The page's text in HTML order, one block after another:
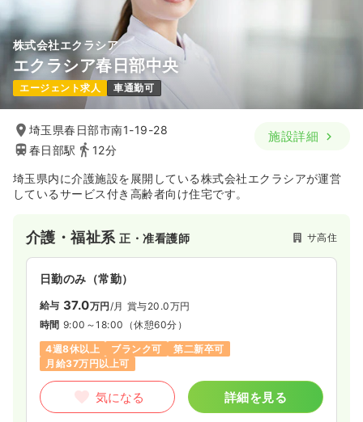
気になる
透析正・准看護師
日勤のみ（常勤）
給与 26.1 万円〜/月
※経験5年の例
4週8休以上
担当業務未経験可 ブランク可
気になる
給与 25.1万円〜/月
※経験5年の例
時間
8:30～17:15
株式会社エクラシア
エクラシア春日部中央
エージェント求人 車通勤可
埼玉県春日部市南1-19-28
春日部駅
12分
施設詳細
埼玉県内に介護施設を展開している株式会社エクラシアが運営
しているサービス付き高齢者向け住宅です。
介護・福祉系正・准看護師 サ高住
日勤のみ（常勤）
給与 37.0万円/月 賞与20.0万円
時間 9:00～18:00 （休憩60分）
4週8休以上
ブランク可
第二新卒可
月給37万円以上可
気になる 詳細を見る